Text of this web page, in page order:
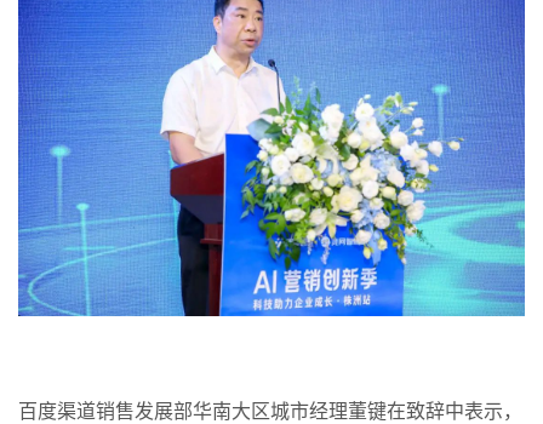
百度渠道销售发展部华南大区城市经理董键在致辞中表示，